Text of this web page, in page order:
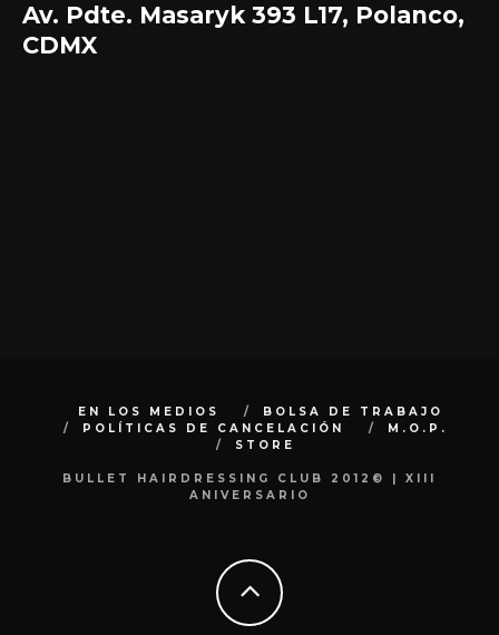
Av. Pdte. Masaryk 393 L17, Polanco,
CDMX
EN LOS MEDIOS
BOLSA DE TRABAJO
POLÍTICAS DE CANCELACIÓN
M.O.P.
STORE
BULLET HAIRDRESSING CLUB 2012© | XIII
ANIVERSARIO